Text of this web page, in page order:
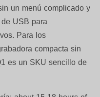
un menú complicado y
USB para
Para los
compacta sin
es un SKU sencillo de